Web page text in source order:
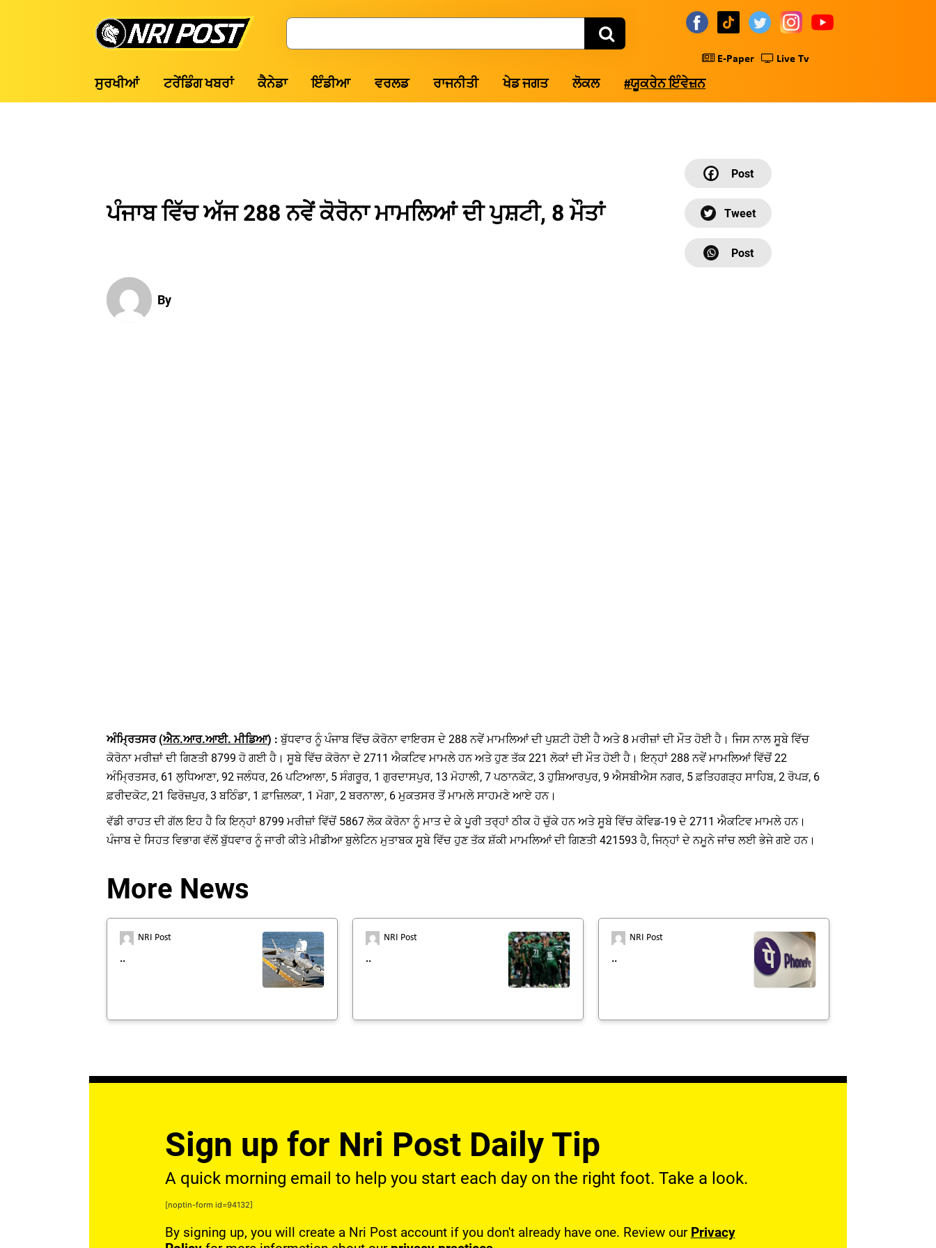
Post
Search
E-Paper Live Tv
ਸੁਰਖੀਆਂ ਟਰੇਂਡਿੰਗ ਖਬਰਾਂ ਕੈਨੇਡਾ ਇੰਡੀਆ ਵਰਲਡ ਰਾਜਨੀਤੀ ਖੇਡ ਜਗਤ ਲੋਕਲ #ਯੂਕਰੇਨ ਇੰਵੇਜ਼ਨ
ਪੰਜਾਬ ਵਿੱਚ ਅੱਜ 288 ਨਵੇਂ ਕੋਰੋਨਾ ਮਾਮਲਿਆਂ ਦੀ ਪੁਸ਼ਟੀ, 8 ਮੌਤਾਂ
By
ਅੰਮ੍ਰਿਤਸਰ (ਐਨ.ਆਰ.ਆਈ. ਮੀਡਿਆ) : ਬੁੱਧਵਾਰ ਨੂੰ ਪੰਜਾਬ ਵਿੱਚ ਕੋਰੋਨਾ ਵਾਇਰਸ ਦੇ 288 ਨਵੇਂ ਮਾਮਲਿਆਂ ਦੀ ਪੁਸ਼ਟੀ ਹੋਈ ਹੈ ਅਤੇ 8 ਮਰੀਜ਼ਾਂ ਦੀ ਮੌਤ ਹੋਈ ਹੈ। ਜਿਸ ਨਾਲ ਸੂਬੇ ਵਿੱਚ
ਕੋਰੋਨਾ ਮਰੀਜ਼ਾਂ ਦੀ ਗਿਣਤੀ 8799 ਹੋ ਗਈ ਹੈ। ਸੂਬੇ ਵਿੱਚ ਕੋਰੋਨਾ ਦੇ 2711 ਐਕਟਿਵ ਮਾਮਲੇ ਹਨ ਅਤੇ ਹੁਣ ਤੱਕ 221 ਲੋਕਾਂ ਦੀ ਮੌਤ ਹੋਈ ਹੈ। ਇਨ੍ਹਾਂ 288 ਨਵੇਂ ਮਾਮਲਿਆਂ ਵਿੱਚੋਂ 22
ਅੰਮ੍ਰਿਤਸਰ, 61 ਲੁਧਿਆਣਾ, 92 ਜਲੰਧਰ, 26 ਪਟਿਆਲਾ, 5 ਸੰਗਰੂਰ, 1 ਗੁਰਦਾਸਪੁਰ, 13 ਮੋਹਾਲੀ, 7 ਪਠਾਨਕੋਟ, 3 ਹੁਸ਼ਿਆਰਪੁਰ, 9 ਐਸਬੀਐਸ ਨਗਰ, 5 ਫ਼ਤਿਹਗੜ੍ਹ ਸਾਹਿਬ, 2 ਰੋਪੜ, 6
ਫ਼ਰੀਦਕੋਟ, 21 ਫਿਰੋਜ਼ਪੁਰ, 3 ਬਠਿੰਡਾ, 1 ਫ਼ਾਜ਼ਿਲਕਾ, 1 ਮੋਗਾ, 2 ਬਰਨਾਲਾ, 6 ਮੁਕਤਸਰ ਤੋਂ ਮਾਮਲੇ ਸਾਹਮਣੇ ਆਏ ਹਨ।
ਵੱਡੀ ਰਾਹਤ ਦੀ ਗੱਲ ਇਹ ਹੈ ਕਿ ਇਨ੍ਹਾਂ 8799 ਮਰੀਜ਼ਾਂ ਵਿੱਚੋਂ 5867 ਲੋਕ ਕੋਰੋਨਾ ਨੂੰ ਮਾਤ ਦੇ ਕੇ ਪੂਰੀ ਤਰ੍ਹਾਂ ਠੀਕ ਹੋ ਚੁੱਕੇ ਹਨ ਅਤੇ ਸੂਬੇ ਵਿੱਚ ਕੋਵਿਡ-19 ਦੇ 2711 ਐਕਟਿਵ ਮਾਮਲੇ ਹਨ।
ਪੰਜਾਬ ਦੇ ਸਿਹਤ ਵਿਭਾਗ ਵੱਲੋਂ ਬੁੱਧਵਾਰ ਨੂੰ ਜਾਰੀ ਕੀਤੇ ਮੀਡੀਆ ਬੁਲੇਟਿਨ ਮੁਤਾਬਕ ਸੂਬੇ ਵਿੱਚ ਹੁਣ ਤੱਕ ਸ਼ੱਕੀ ਮਾਮਲਿਆਂ ਦੀ ਗਿਣਤੀ 421593 ਹੈ, ਜਿਨ੍ਹਾਂ ਦੇ ਨਮੂਨੇ ਜਾਂਚ ਲਈ ਭੇਜੇ ਗਏ ਹਨ।
More News
NRI Post
..
NRI Post
..
NRI Post
..
Sign up for Nri Post Daily Tip
A quick morning email to help you start each day on the right foot. Take a look.
[noptin-form id=94132]
By signing up, you will create a Nri Post account if you don't already have one. Review our Privacy